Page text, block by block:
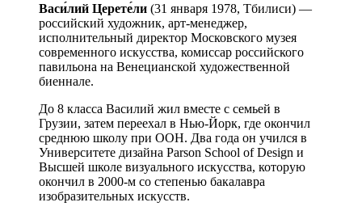
Васи́лий Церете́ли (31 января 1978, Тбилиси) —
российский художник, арт-менеджер,
исполнительный директор Московского музея
современного искусства, комиссар российского
павильона на Венецианской художественной
биеннале.
До 8 класса Василий жил вместе с семьей в
Грузии, затем переехал в Нью-Йорк, где окончил
среднюю школу при ООН. Два года он учился в
Университете дизайна Parson School of Design и
Высшей школе визуального искусства, которую
окончил в 2000-м со степенью бакалавра
изобразительных искусств.